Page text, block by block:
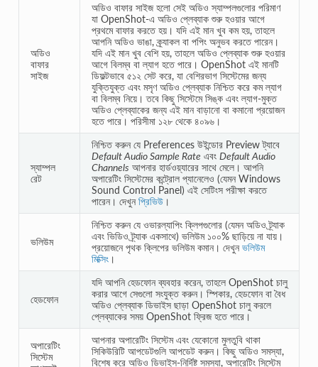
অডিও
বাফার
সাইজ
অডিও বাফার সাইজ হলো সেই অডিও স্যাম্পলগুলোর পরিমাণ
যা OpenShot-এ অডিও প্লেব্যাক শুরু হওয়ার আগে
প্রথমে বাফার করতে হয়। যদি এই মান খুব কম হয়, তাহলে
আপনি অডিও ভাঙা, ক্র্যাকল বা পপিং অনুভব করতে পারেন।
যদি এই মান খুব বেশি হয়, তাহলে অডিও প্লেব্যাক শুরু হওয়ার
আগে বিলম্ব বা ল্যাগ হতে পারে। OpenShot এই মানটি
ডিফল্টভাবে ৫১২ সেট করে, যা বেশিরভাগ সিস্টেমের জন্য
যুক্তিযুক্ত এবং মসৃণ অডিও প্লেব্যাক নিশ্চিত করে কম ল্যাগ
বা বিলম্ব নিয়ে। তবে কিছু সিস্টেমে সিঙ্ক এবং ল্যাগ-মুক্ত
অডিও প্লেব্যাকের জন্য এই মান বাড়ানো বা কমানো প্রয়োজন
হতে পারে। পরিসীমা ১২৮ থেকে ৪০৯৬।
স্যাম্পল
রেট
নিশ্চিত করুন যে Preferences উইন্ডোর Preview ট্যাবে
Default Audio Sample Rate এবং Default Audio
Channels আপনার হার্ডওয়্যারের সাথে মেলে। আপনি
অপারেটিং সিস্টেমের কন্ট্রোল প্যানেলেও (যেমন Windows
Sound Control Panel) এই সেটিংস পরীক্ষা করতে
পারেন। দেখুনপ্রিভিউ।
ভলিউম
নিশ্চিত করুন যে ওভারল্যাপিং ক্লিপগুলোর (যেমন অডিও ট্র্যাক
এবং ভিডিও ট্র্যাক একসাথে) ভলিউম ১০০% ছাড়িয়ে না যায়।
প্রয়োজনে পৃথক ক্লিপের ভলিউম কমান। দেখুনভলিউম
মিক্সিং।
হেডফোন
যদি আপনি হেডফোন ব্যবহার করেন, তাহলে OpenShot চালু
করার আগে সেগুলো সংযুক্ত করুন। স্পিকার, হেডফোন বা বৈধ
অডিও প্লেব্যাক ডিভাইস ছাড়া OpenShot চালু করলে
প্লেব্যাকের সময় OpenShot ফ্রিজ হতে পারে।
অপারেটিং
সিস্টেম
আপনার অপারেটিং সিস্টেম এবং যেকোনো মুলতুবি থাকা
সিকিউরিটি আপডেটগুলি আপডেট করুন। কিছু অডিও সমস্যা,
বিশেষ করে অডিও ডিভাইস-নির্দিষ্ট সমস্যা, অপারেটিং সিস্টেম